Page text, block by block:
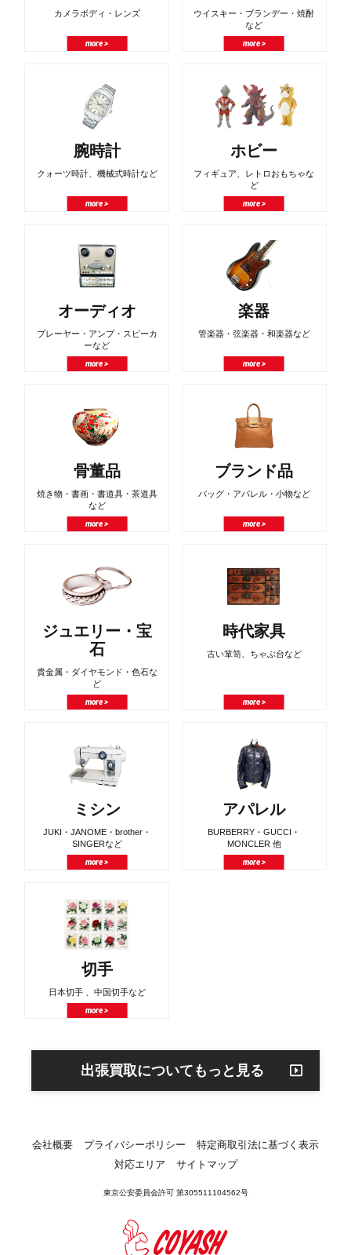
カメラボディ・レンズ
more >
ウイスキー・ブランデー・焼酎
など
more >
腕時計
クォーツ時計、機械式時計など
more >
ホビー
フィギュア、レトロおもちゃな
ど
more >
オーディオ
プレーヤー・アンプ・スピーカ
ーなど
more >
楽器
管楽器・弦楽器・和楽器など
more >
骨董品
焼き物・書画・書道具・茶道具
など
more >
ブランド品
バッグ・アパレル・小物など
more >
ジュエリー・宝
石
貴金属・ダイヤモンド・色石な
ど
more >
時代家具
古い箪笥、ちゃぶ台など
more >
ミシン
JUKI・JANOME・brother・
SINGERなど
more >
アパレル
BURBERRY・GUCCI・
MONCLER 他
more >
切手
日本切手 、中国切手など
more >
出張買取についてもっと見る
会社概要 プライバシーポリシー
特定商取引法に基づく表示
対応エリア
サイトマップ
東京公安委員会許可 第305511104562号